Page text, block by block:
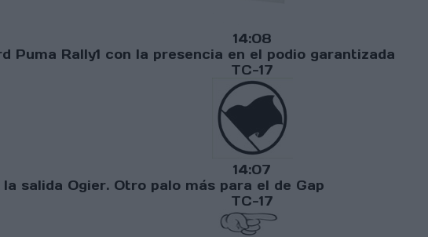
14:08
Puma Rally1 con la presencia en el podio garantizada
TC-17
14:07
salida Ogier. Otro palo más para el de Gap
TC-17